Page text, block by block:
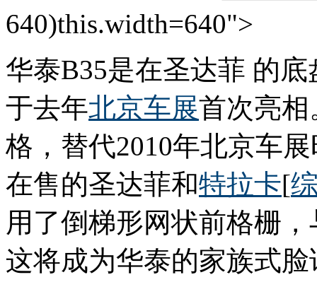
640)this.width=640">
华泰B35是在圣达菲 的
于去年北京车展首次亮
格，替代2010年北京车
在售的圣达菲和特拉卡[
用了倒梯形网状前格栅
这将成为华泰的家族式